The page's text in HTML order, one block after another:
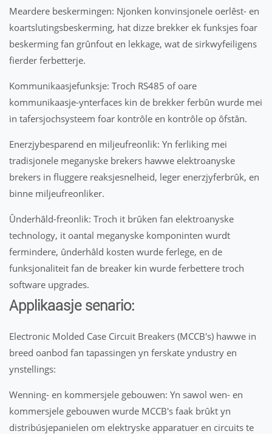
Meardere beskermingen: Njonken konvinsjonele oerlêst- en
koartslutingsbeskerming, hat dizze brekker ek funksjes foar
beskerming fan grûnfout en lekkage, wat de sirkwyfeiligens
fierder ferbetterje.
Kommunikaasjefunksje: Troch RS485 of oare
kommunikaasje-ynterfaces kin de brekker ferbûn wurde mei
in tafersjochsysteem foar kontrôle en kontrôle op ôfstân.
Enerzjybesparend en miljeufreonlik: Yn ferliking mei
tradisjonele meganyske brekers hawwe elektroanyske
brekers in fluggere reaksjesnelheid, leger enerzjyferbrûk, en
binne miljeufreonliker.
Ûnderhâld-freonlik: Troch it brûken fan elektroanyske
technology, it oantal meganyske komponinten wurdt
fermindere, ûnderhâld kosten wurde ferlege, en de
funksjonaliteit fan de breaker kin wurde ferbettere troch
software upgrades.
Applikaasje senario:
Electronic Molded Case Circuit Breakers (MCCB's) hawwe in
breed oanbod fan tapassingen yn ferskate yndustry en
ynstellings:
Wenning- en kommersjele gebouwen: Yn sawol wen- en
kommersjele gebouwen wurde MCCB's faak brûkt yn
distribúsjepanielen om elektryske apparatuer en circuits te